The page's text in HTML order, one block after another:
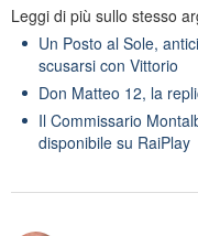
Leggi di più sullo stesso
Un Posto al Sole,
scusarsi con Vittorio
Don Matteo 12, la
Il Commissario
disponibile su RaiPlay